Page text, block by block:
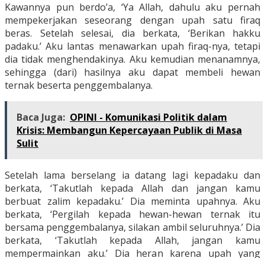
Kawannya pun berdo’a, ‘Ya Allah, dahulu aku pernah
mempekerjakan seseorang dengan upah satu firaq
beras. Setelah selesai, dia berkata, ‘Berikan hakku
padaku.’ Aku lantas menawarkan upah firaq-nya, tetapi
dia tidak menghendakinya. Aku kemudian menanamnya,
sehingga (dari) hasilnya aku dapat membeli hewan
ternak beserta penggembalanya.
Baca Juga: OPINI - Komunikasi Politik dalam
Krisis: Membangun Kepercayaan Publik di Masa
Sulit
Setelah lama berselang ia datang lagi kepadaku dan
berkata, ‘Takutlah kepada Allah dan jangan kamu
berbuat zalim kepadaku.’ Dia meminta upahnya. Aku
berkata, ‘Pergilah kepada hewan-hewan ternak itu
bersama penggembalanya, silakan ambil seluruhnya.’ Dia
berkata, ‘Takutlah kepada Allah, jangan kamu
mempermainkan aku.’ Dia heran karena upah yang